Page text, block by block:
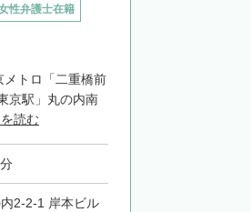
性弁護士在籍
メトロ「二重橋前
京駅」丸の内南
読む
2-2-1 岸本ビル